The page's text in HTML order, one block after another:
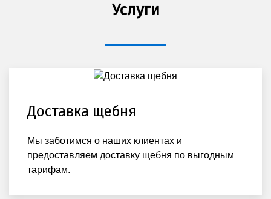
Услуги
Доставка щебня
Мы заботимся о наших клиентах и
предоставляем доставку щебня по выгодным
тарифам.